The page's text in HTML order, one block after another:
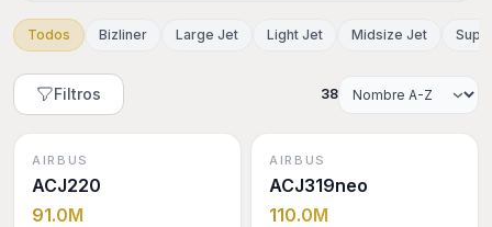
Todos Bizliner Large Jet Light Jet Midsize Jet
Filtros 38
Ordenar por
AIRBUS
ACJ220
91.0M
AIRBUS
ACJ319neo
110.0M